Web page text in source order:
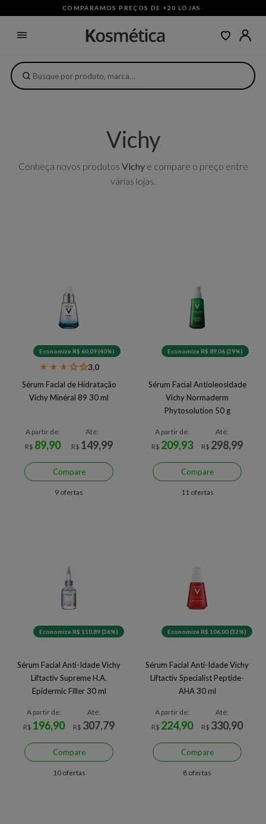
COMPARAMOS PREÇOS DE +20 LOJAS ·
Vichy
Conheça novos produtos Vichye compare o preço entre
várias lojas.
Economize R$ 60,09 (40%)
★ ★ ★★★3,0
Sérum Facial de Hidratação
Vichy Minéral 89 30 ml
A partir de:
R$ 89,90
Até:
R$ 149,99
Compare
9 ofertas
Economize R$ 89,06 (29%)
Sérum Facial Antioleosidade
Vichy Normaderm
Phytosolution 50 g
A partir de:
R$ 209,93
Até:
R$ 298,99
Compare
11 ofertas
Economize R$ 110,89 (36%)
Sérum Facial Anti-Idade Vichy
Liftactiv Supreme H.A.
Epidermic Filler 30 ml
A partir de:
R$ 196,90
Até:
R$ 307,79
Compare
10 ofertas
Economize R$ 106,00 (32%)
Sérum Facial Anti-Idade Vichy
Liftactiv Specialist Peptide-
AHA 30 ml
A partir de:
R$ 224,90
Até:
R$ 330,90
Compare
8 ofertas